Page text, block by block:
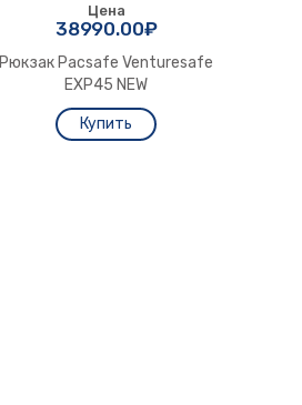
Цена
38990.00₽
Рюкзак Pacsafe Venturesafe
EXP45 NEW